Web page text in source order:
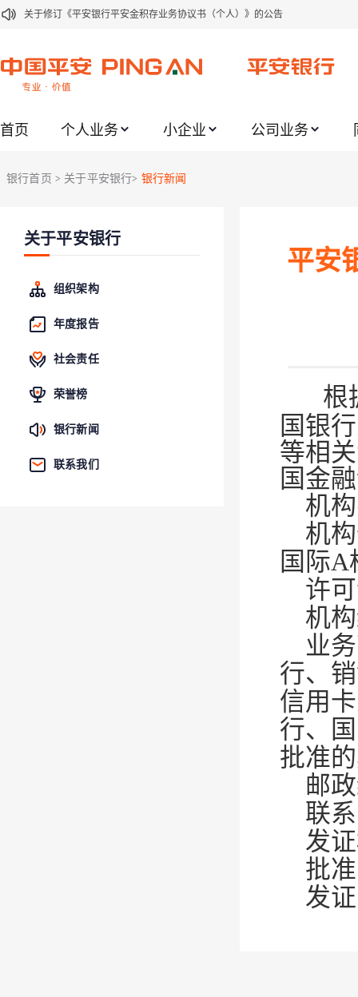
关于修订《平安银行平安金积存业务协议书（个人）》的公告
关于2021年劳动节期间代理贵金属业务风险提示的通知
关于加强代理贵金属业务风险防范的提示
关于进一步加强代理贵金属业务风险防范的提示
关于平安银行电子版信用卡更名为平安银行数字信用卡的公告
首页 个人业务 小企业 公司业务
银行首页 > 关于平安银行> 银行新闻
关于平安银行
组织架构
年度报告
社会责任
荣誉榜
银行新闻
联系我们
平安
根
国银
等相
国金
机
机
国际A
许
机
业
行、
信用
行、
批准
邮
联
发
批
发